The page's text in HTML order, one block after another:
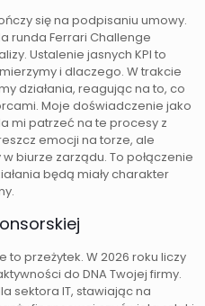
się na podpisaniu umowy.
runda Ferrari Challenge
Ustalenie jasnych KPI to
i dlaczego. W trakcie
działania, reagując na to, co
Moje doświadczenie jako
mi patrzeć na te procesy z
emocji na torze, ale
biurze zarządu. To połączenie
będą miały charakter
przeżytek. W 2026 roku liczy
do DNA Twojej firmy.
sektora IT, stawiając na